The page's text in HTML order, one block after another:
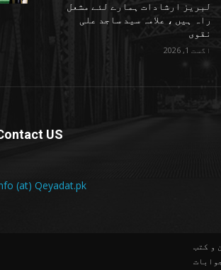
لبریز ارشادات ہمارے لئے مشعل
راہ ہیں ، علامہ سید ساجد علی
نقوی
اگست 1, 2026
US
(at) Qeyadat.pk
و کتب